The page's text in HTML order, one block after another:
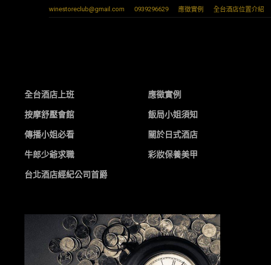
winestoreclub@gmail.com 0939296629 應徵實例 全台酒店位置介紹
全台酒店上班 應徵實例
按摩舒壓會館 飯局小姐須知
傳播小姐必看 關於日式酒店
牛郎少爺求職 彩妝保養美甲
台北酒店經紀公司首爵